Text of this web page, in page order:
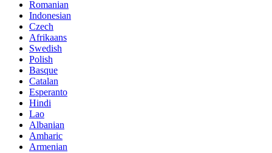
Romanian
Indonesian
Czech
Afrikaans
Swedish
Polish
Basque
Catalan
Esperanto
Hindi
Lao
Albanian
Amharic
Armenian